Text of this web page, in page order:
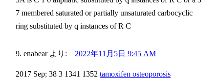
7 membered saturated or partially unsaturated carbocyclic
ring substituted by q instances of R C
enabear より: 2022年11月5日 9:45 AM
2017 Sep; 38 3 1341 1352 tamoxifen osteoporosis